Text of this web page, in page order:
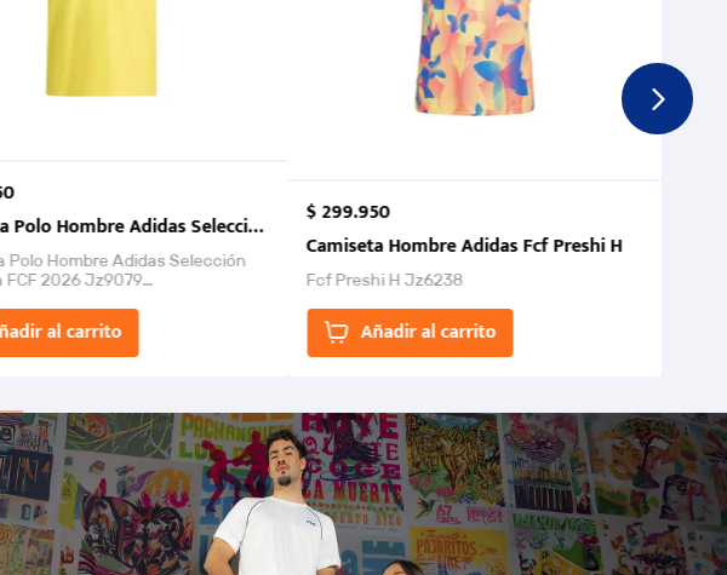
Polo Hombre Adidas Selección Colombia FCF 2026.
Polo Hombre Adidas Selección
FCF 2026 Jz9079
al carrito
$299.950
Camiseta Hombre Adidas Fcf Preshi H
Fcf Preshi H Jz6238
Añadir al carrito